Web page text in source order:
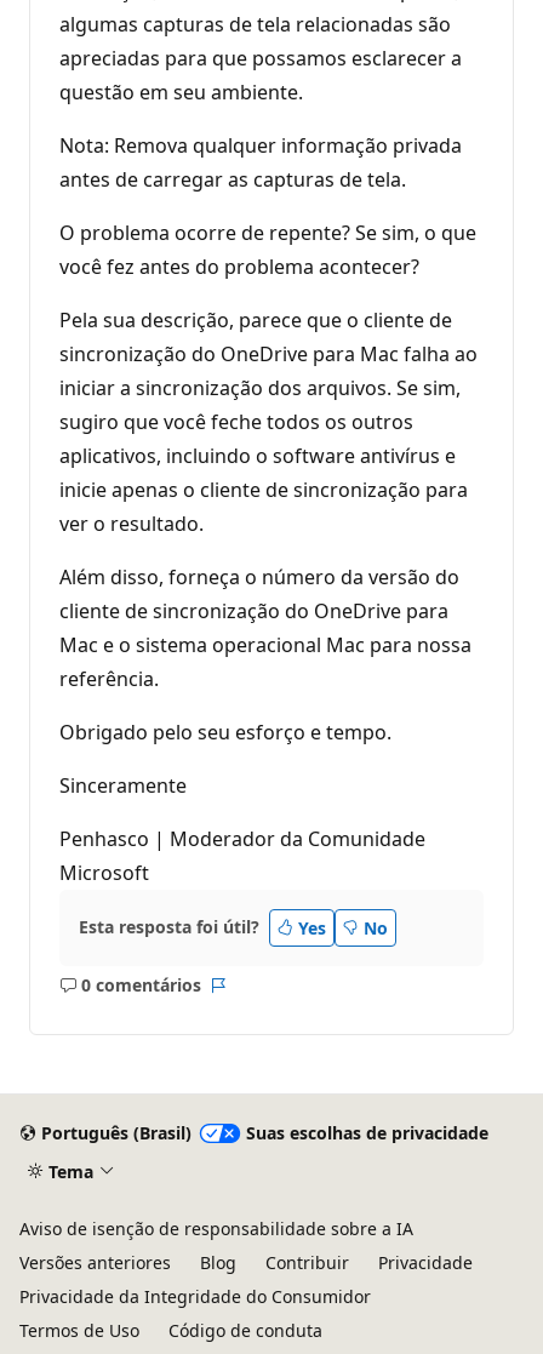
algumas capturas de tela relacionadas são
apreciadas para que possamos esclarecer a
questão em seu ambiente.
Nota: Remova qualquer informação privada
antes de carregar as capturas de tela.
O problema ocorre de repente? Se sim, o que
você fez antes do problema acontecer?
Pela sua descrição, parece que o cliente de
sincronização do OneDrive para Mac falha ao
iniciar a sincronização dos arquivos. Se sim,
sugiro que você feche todos os outros
aplicativos, incluindo o software antivírus e
inicie apenas o cliente de sincronização para
ver o resultado.
Além disso, forneça o número da versão do
cliente de sincronização do OneDrive para
Mac e o sistema operacional Mac para nossa
referência.
Obrigado pelo seu esforço e tempo.
Sinceramente
Penhasco | Moderador da Comunidade
Microsoft
Esta resposta foi útil? Yes No
0 comentários
Sem
Português (Brasil)
Suas escolhas de privacidade
Tema
Aviso de isenção de responsabilidade sobre a IA
Versões anteriores
Blog Contribuir
Privacidade
Privacidade da Integridade do Consumidor
Termos de Uso
Código de conduta